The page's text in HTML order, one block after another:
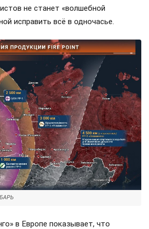
не станет «волшебной
исправить всё в одночасье.
в Европе показывает, что